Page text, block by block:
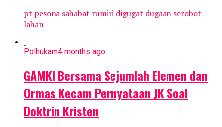
pt pesona sahabat rumiri digugat dugaan serobot
lahan
Polhukam4 months ago
GAMKI Bersama Sejumlah Elemen dan
Ormas Kecam Pernyataan JK Soal
Doktrin Kristen